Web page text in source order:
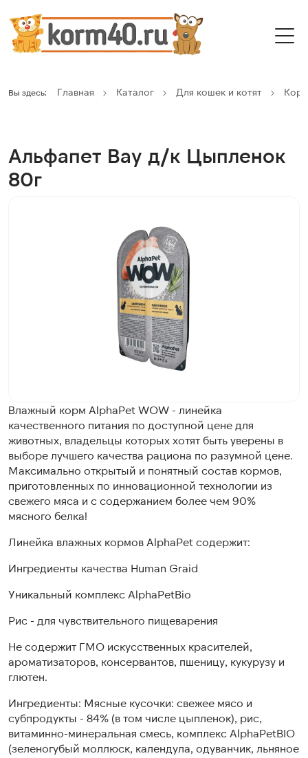
Вы здесь: Главная Каталог Для кошек и котят
Альфапет Вау д/к Цыпленок
80г
Влажный корм AlphaPet WOW - линейка
качественного питания по доступной цене для
животных, владельцы которых хотят быть уверены в
выборе лучшего качества рациона по разумной цене.
Максимально открытый и понятный состав кормов,
приготовленных по инновационной технологии из
свежего мяса и с содержанием более чем 90%
мясного белка!
Линейка влажных кормов AlphaPet содержит:
Ингредиенты качества Human Graid
Уникальный комплекс AlphaPetBio
Рис - для чувствительного пищеварения
Не содержит ГМО искусственных красителей,
ароматизаторов, консервантов, пшеницу, кукурузу и
глютен.
Ингредиенты: Мясные кусочки: свежее мясо и
субпродукты - 84% (в том числе цыпленок), рис,
витаминно-минеральная смесь, комплекс AlphaPetBIO
(зеленогубый моллюск, календула, одуванчик, льняное